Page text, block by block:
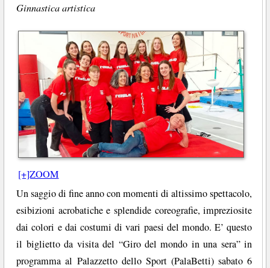
Ginnastica artistica
[+]ZOOM
Un saggio di fine anno con momenti di altissimo spettacolo,
esibizioni acrobatiche e splendide coreografie, impreziosite
dai colori e dai costumi di vari paesi del mondo. E’ questo
il biglietto da visita del “Giro del mondo in una sera” in
programma al Palazzetto dello Sport (PalaBetti) sabato 6